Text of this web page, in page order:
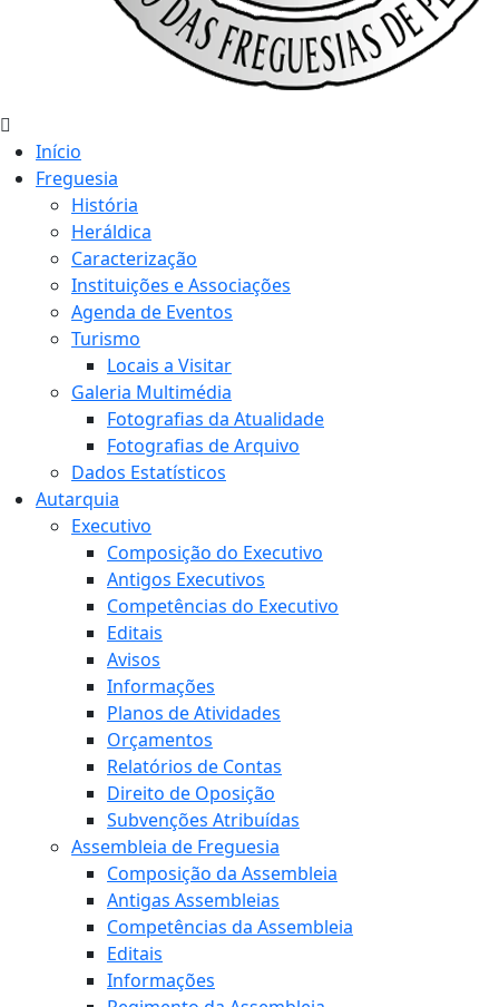
Início
Freguesia
História
Heráldica
Caracterização
Instituições e Associações
Agenda de Eventos
Turismo
Locais a Visitar
Galeria Multimédia
Fotografias da Atualidade
Fotografias de Arquivo
Dados Estatísticos
Autarquia
Executivo
Composição do Executivo
Antigos Executivos
Competências do Executivo
Editais
Avisos
Informações
Planos de Atividades
Orçamentos
Relatórios de Contas
Direito de Oposição
Subvenções Atribuídas
Assembleia de Freguesia
Composição da Assembleia
Antigas Assembleias
Competências da Assembleia
Editais
Informações